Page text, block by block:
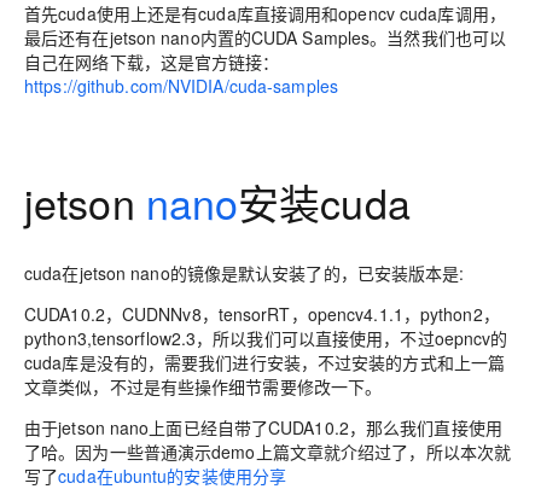
首先cuda使用上还是有cuda库直接调用和opencv cuda库调用，
最后还有在jetson nano内置的CUDA Samples。当然我们也可以
自己在网络下载，这是官方链接：
https://github.com/NVIDIA/cuda-samples
jetson nano安装cuda
cuda在jetson nano的镜像是默认安装了的，已安装版本是:
CUDA10.2，CUDNNv8，tensorRT，opencv4.1.1，python2，
python3,tensorflow2.3，所以我们可以直接使用，不过oepncv的
cuda库是没有的，需要我们进行安装，不过安装的方式和上一篇
文章类似，不过是有些操作细节需要修改一下。
由于jetson nano上面已经自带了CUDA10.2，那么我们直接使用
了哈。因为一些普通演示demo上篇文章就介绍过了，所以本次就
写了cuda在ubuntu的安装使用分享